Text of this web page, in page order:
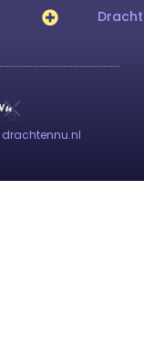
drachtennu.nl